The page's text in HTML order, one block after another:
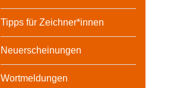
Tipps für Zeichner*innen
Neuerscheinungen
Wortmeldungen